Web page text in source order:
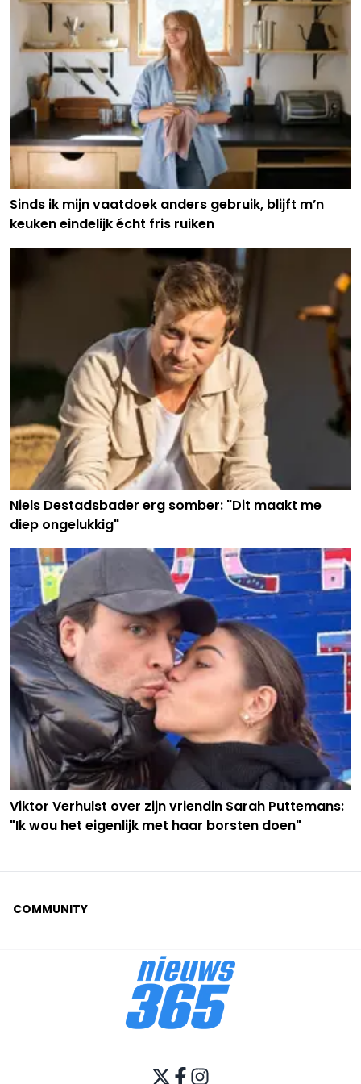
Sinds ik mijn vaatdoek anders gebruik, blijft m’n
keuken eindelijk écht fris ruiken
Niels Destadsbader erg somber: "Dit maakt me
diep ongelukkig"
Viktor Verhulst over zijn vriendin Sarah Puttemans:
"Ik wou het eigenlijk met haar borsten doen"
COMMUNITY